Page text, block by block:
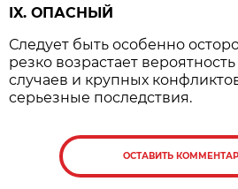
IX. ОПАСНЫЙ
Следует быть особенно
резко возрастает
случаев и крупных
серьезные последствия.
ОСТАВИТЬ